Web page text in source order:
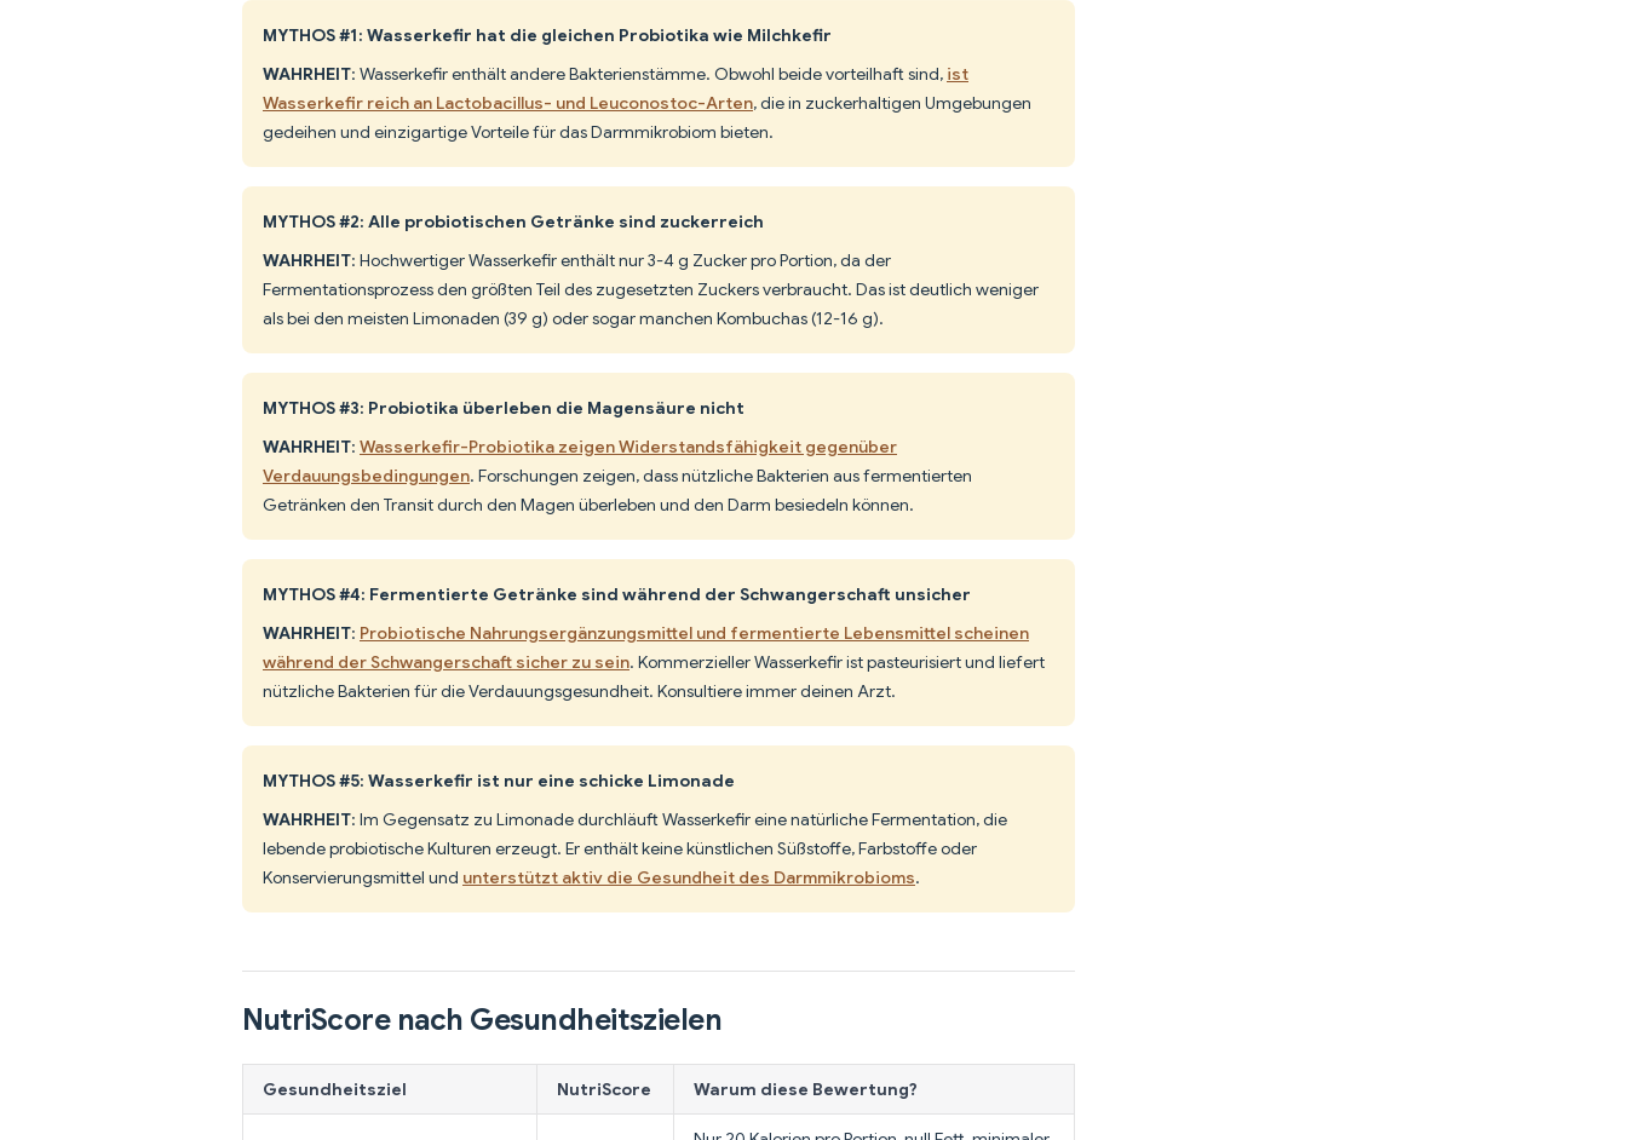
MYTHOS #1: Wasserkefir hat die gleichen Probiotika wie Milchkefir
WAHRHEIT: Wasserkefir enthält andere Bakterienstämme. Obwohl beide vorteilhaft sind, ist
Wasserkefir reich an Lactobacillus- und Leuconostoc-Arten, die in zuckerhaltigen Umgebungen
gedeihen und einzigartige Vorteile für das Darmmikrobiom bieten.
MYTHOS #2: Alle probiotischen Getränke sind zuckerreich
WAHRHEIT: Hochwertiger Wasserkefir enthält nur 3-4 g Zucker pro Portion, da der
Fermentationsprozess den größten Teil des zugesetzten Zuckers verbraucht. Das ist deutlich weniger
als bei den meisten Limonaden (39 g) oder sogar manchen Kombuchas (12-16 g).
MYTHOS #3: Probiotika überleben die Magensäure nicht
WAHRHEIT: Wasserkefir-Probiotika zeigen Widerstandsfähigkeit gegenüber
Verdauungsbedingungen. Forschungen zeigen, dass nützliche Bakterien aus fermentierten
Getränken den Transit durch den Magen überleben und den Darm besiedeln können.
MYTHOS #4: Fermentierte Getränke sind während der Schwangerschaft unsicher
WAHRHEIT: Probiotische Nahrungsergänzungsmittel und fermentierte Lebensmittel scheinen
während der Schwangerschaft sicher zu sein. Kommerzieller Wasserkefir ist pasteurisiert und liefert
nützliche Bakterien für die Verdauungsgesundheit. Konsultiere immer deinen Arzt.
MYTHOS #5: Wasserkefir ist nur eine schicke Limonade
WAHRHEIT: Im Gegensatz zu Limonade durchläuft Wasserkefir eine natürliche Fermentation, die
lebende probiotische Kulturen erzeugt. Er enthält keine künstlichen Süßstoffe, Farbstoffe oder
Konservierungsmittel und unterstützt aktiv die Gesundheit des Darmmikrobioms.
NutriScore nach Gesundheitszielen
Gesundheitsziel NutriScore Warum diese Bewertung?